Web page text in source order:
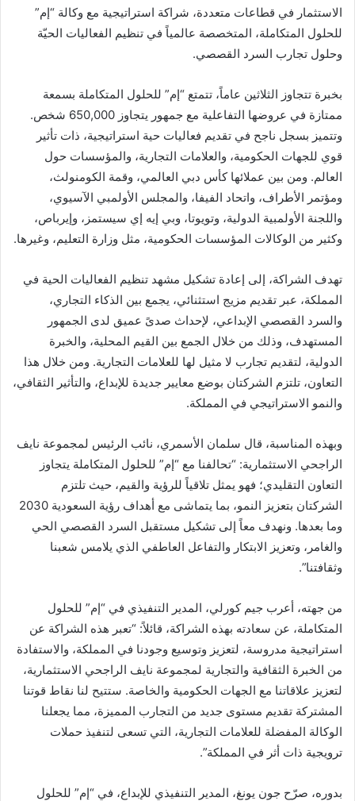
الاستثمار في قطاعات متعددة، شراكة استراتيجية مع وكالة “إم”
للحلول المتكاملة، المتخصصة عالمياً في تنظيم الفعاليات الحيّة
وحلول تجارب السرد القصصي.
بخبرة تتجاوز الثلاثين عاماً، تتمتع “إم” للحلول المتكاملة بسمعة
ممتازة في عروضها التفاعلية مع جمهور يتجاوز 650,000 شخص.
وتتميز بسجل ناجح في تقديم فعاليات حية استراتيجية، ذات تأثير
قوي للجهات الحكومية، والعلامات التجارية، والمؤسسات حول
العالم. ومن بين عملائها كأس دبي العالمي، وقمة الكومنولث،
ومؤتمر الأطراف، واتحاد الفيفا، والمجلس الأولمبي الآسيوي،
واللجنة الأولمبية الدولية، وتويوتا، وبي إيه إي سيستمز، وإيرباص،
وكثير من الوكالات المؤسسات الحكومية، مثل وزارة التعليم، وغيرها.
تهدف الشراكة، إلى إعادة تشكيل مشهد تنظيم الفعاليات الحية في
المملكة، عبر تقديم مزيج استثنائي، يجمع بين الذكاء التجاري،
والسرد القصصي الإبداعي، لإحداث صدىً عميق لدى الجمهور
المستهدف، وذلك من خلال الجمع بين القيم المحلية، والخبرة
الدولية، لتقديم تجارب لا مثيل لها للعلامات التجارية. ومن خلال هذا
التعاون، تلتزم الشركتان بوضع معايير جديدة للإبداع، والتأثير الثقافي،
والنمو الاستراتيجي في المملكة.
وبهذه المناسبة، قال سلمان الأسمري، نائب الرئيس لمجموعة نايف
الراجحي الاستثمارية: “تحالفنا مع “إم” للحلول المتكاملة يتجاوز
التعاون التقليدي؛ فهو يمثل تلاقياً للرؤية والقيم، حيث تلتزم
الشركتان بتعزيز النمو، بما يتماشى مع أهداف رؤية السعودية 2030
وما بعدها. ونهدف معاً إلى تشكيل مستقبل السرد القصصي الحي
والغامر، وتعزيز الابتكار والتفاعل العاطفي الذي يلامس شعبنا
وثقافتنا”.
من جهته، أعرب جيم كورلي، المدير التنفيذي في “إم” للحلول
المتكاملة، عن سعادته بهذه الشراكة، قائلاً: “تعبر هذه الشراكة عن
استراتيجية مدروسة، لتعزيز وتوسيع وجودنا في المملكة، والاستفادة
من الخبرة الثقافية والتجارية لمجموعة نايف الراجحي الاستثمارية،
لتعزيز علاقاتنا مع الجهات الحكومية والخاصة. ستتيح لنا نقاط قوتنا
المشتركة تقديم مستوى جديد من التجارب المميزة، مما يجعلنا
الوكالة المفضلة للعلامات التجارية، التي تسعى لتنفيذ حملات
ترويجية ذات أثر في المملكة”.
بدوره، صرّح جون يونغ، المدير التنفيذي للإبداع، في “إم” للحلول